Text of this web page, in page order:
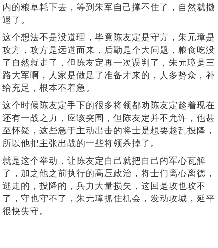
内的粮草耗下去，等到朱军自己撑不住了，自然就撤
退了。
这个想法不是没道理，毕竟陈友定是守方，朱元璋是
攻方，攻方是远道而来，后勤是个大问题，粮食吃没
了自然就走了，但陈友定再一次误判了，朱元璋是三
路大军啊，人家是做足了准备才来的，人多势众，补
给充足，根本不着急。
这个时候陈友定手下的很多将领都劝陈友定趁着现在
还有一战之力，应该突围，但陈友定并不允许，他甚
至怀疑，这些急于主动出击的将士是想要趁乱投降，
所以他把主张出战的一些将领杀掉了。
就是这个举动，让陈友定自己就把自己的军心瓦解
了，加之他之前执行的高压政治，将士们离心离德，
逃走的，投降的，兵力大量损失，这回是攻也攻不
了，守也守不了，朱元璋抓住机会，发动攻城，延平
很快失守。